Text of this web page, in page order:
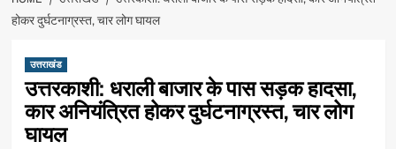
होकर दुर्घटनाग्रस्त, चार लोग घायल
उत्तराखंड
उत्तरकाशी: धराली बाजार के पास सड़क हादसा,
कार अनियंत्रित होकर दुर्घटनाग्रस्त, चार लोग
घायल